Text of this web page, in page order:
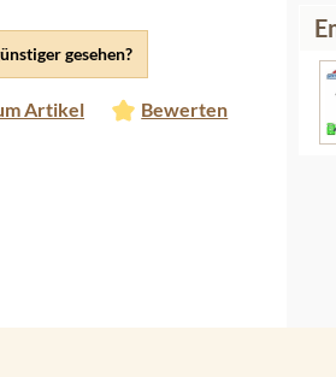
gesehen?
Artikel Bewerten